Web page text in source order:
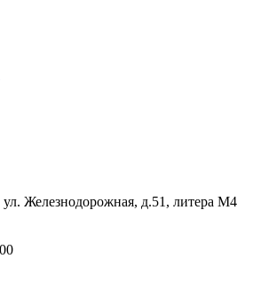
ул. Железнодорожная, д.51, литера М4